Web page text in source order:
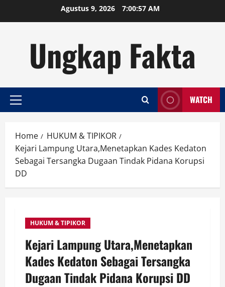
Agustus 9, 2026 7:00:58 AM
Ungkap Fakta
Primary
WATCH
Home
HUKUM & TIPIKOR
Kejari Lampung Utara,Menetapkan Kades Kedaton
Sebagai Tersangka Dugaan Tindak Pidana Korupsi
DD
HUKUM & TIPIKOR
Kejari Lampung Utara,Menetapkan
Kades Kedaton Sebagai Tersangka
Dugaan Tindak Pidana Korupsi DD